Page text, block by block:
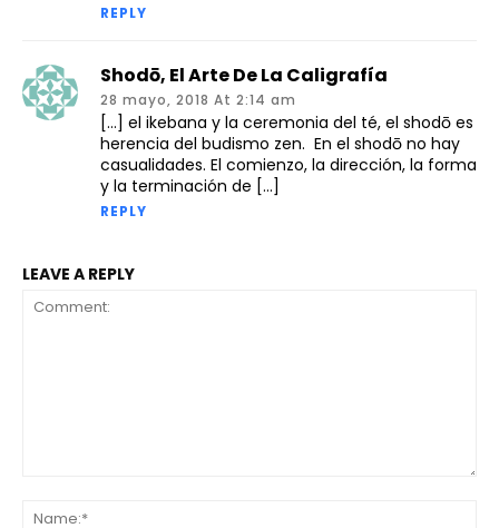
REPLY
Shodō, El Arte De La Caligrafía
28 mayo, 2018 At 2:14 am
[…] el ikebana y la ceremonia del té, el shodō es
herencia del budismo zen. En el shodō no hay
casualidades. El comienzo, la dirección, la forma
y la terminación de […]
REPLY
LEAVE A REPLY